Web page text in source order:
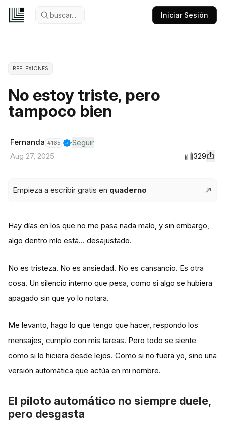
buscar... Iniciar Sesión
REFLEXIONES
No estoy triste, pero
tampoco bien
Fernanda #165
Seguir
Aug 27, 2025
329
Empieza a escribir gratis en quaderno
Hay días en los que no me pasa nada malo, y sin embargo,
algo dentro mío está… desajustado.
No es tristeza. No es ansiedad. No es cansancio. Es otra
cosa. Un silencio interno que pesa, como si algo se hubiera
apagado sin que yo lo notara.
Me levanto, hago lo que tengo que hacer, respondo los
mensajes, cumplo con mis tareas. Pero todo se siente
como si lo hiciera desde lejos. Como si no fuera yo, sino una
versión automática que actúa en mi nombre.
El piloto automático no siempre duele,
pero desgasta